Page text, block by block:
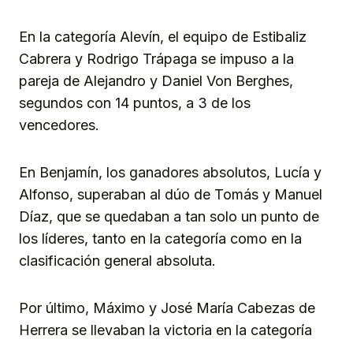
En la categoría Alevín, el equipo de Estibaliz
Cabrera y Rodrigo Trápaga se impuso a la
pareja de Alejandro y Daniel Von Berghes,
segundos con 14 puntos, a 3 de los
vencedores.
En Benjamín, los ganadores absolutos, Lucía y
Alfonso, superaban al dúo de Tomás y Manuel
Díaz, que se quedaban a tan solo un punto de
los líderes, tanto en la categoría como en la
clasificación general absoluta.
Por último, Máximo y José María Cabezas de
Herrera se llevaban la victoria en la categoría